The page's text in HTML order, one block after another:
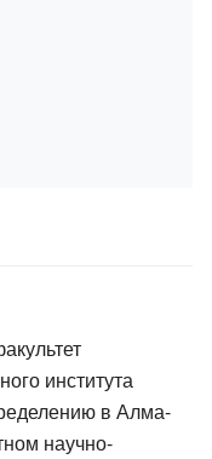
института
в Алма-
научно-